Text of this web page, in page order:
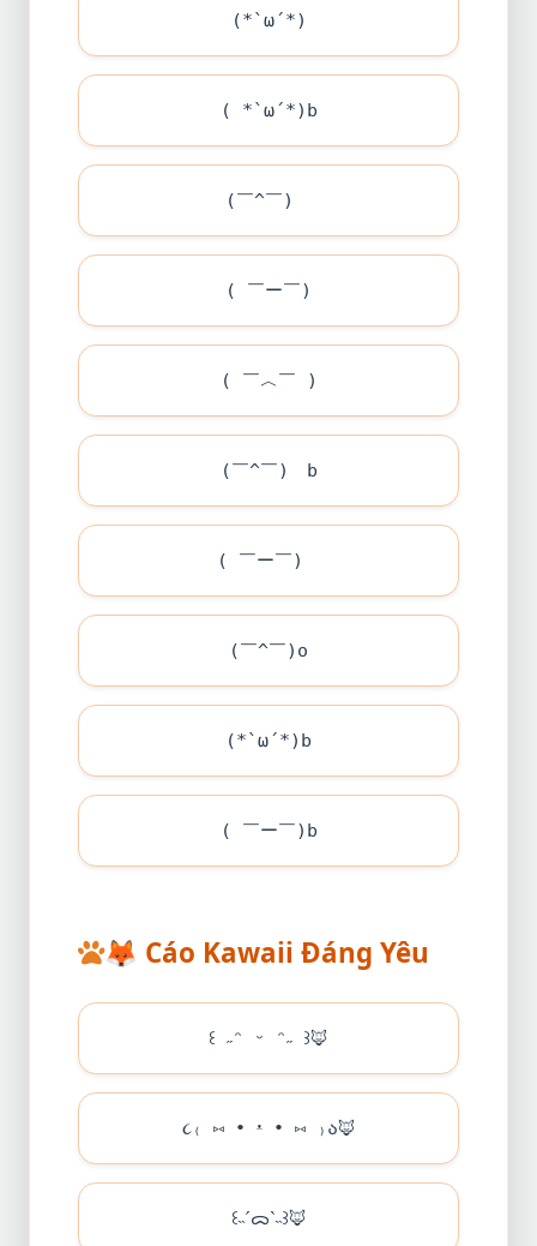
(*`ω´*)
( *`ω´*)b
(￣^￣)ゞ
( ￣ー￣)
( ￣︿￣ )
(￣^￣)ゞb
( ￣ー￣)ゞ
(￣^￣)o
(*`ω´*)b
( ￣ー￣)b
🦊 Cáo Kawaii Đáng Yêu
꒰ ˶ᵔ ᵕ ᵔ˶ ꒱🦊
૮₍ ⑅ • ᵜ • ⑅ ₎ა🦊
꒰˵ˊᯅˋ˵꒱🦊